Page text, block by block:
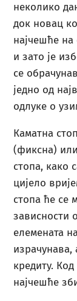
неколико
док новац
најчешће
и зато је
се
једно од
одлуке о
Каматна
(фиксна)
стопа, како
цијело
стопа ће се
зависности
елемената
израчунава,
кредиту.
најчешће